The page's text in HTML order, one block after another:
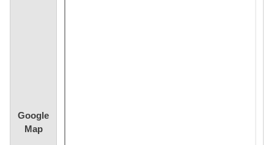
Google
Map